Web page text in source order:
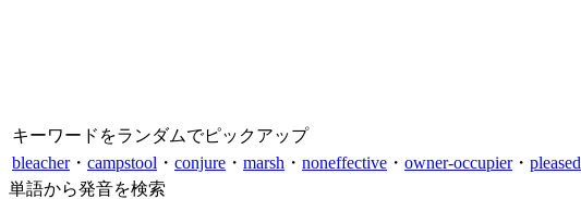
キーワードをランダムでピックアップ
bleacher・ campstool ・ conjure ・ marsh ・ noneffective ・ owner-occupier・ pleased
単語から発音を検索